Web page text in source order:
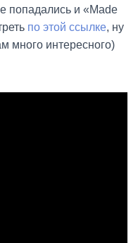
попадались и «Made
по этой ссылке, ну
много интересного)